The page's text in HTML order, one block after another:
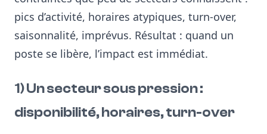
pics d’activité, horaires atypiques, turn-over,
saisonnalité, imprévus. Résultat : quand un
poste se libère, l’impact est immédiat.
1) Un secteur sous pression :
disponibilité, horaires, turn-over